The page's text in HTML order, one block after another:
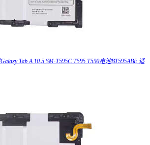
Tab A 10.5 SM-T595C T595 T590电池BT595ABE 适